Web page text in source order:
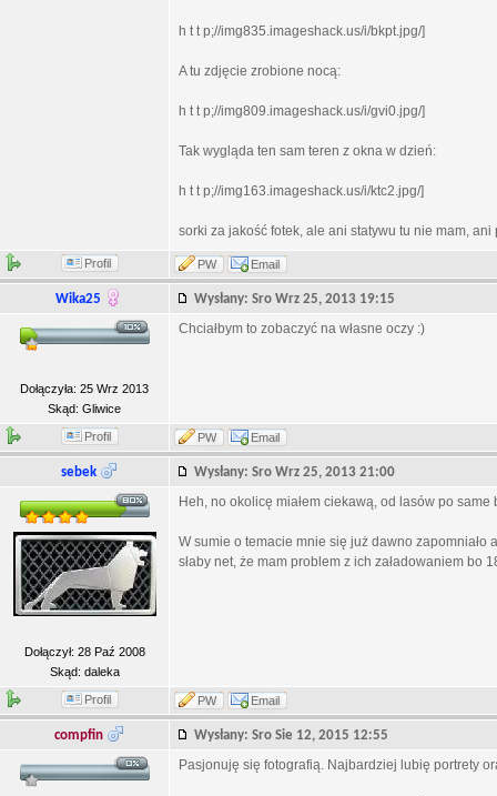
h t t p;//img835.imageshack.us/i/bkpt.jpg/]
A tu zdjęcie zrobione nocą:
h t t p;//img809.imageshack.us/i/gvi0.jpg/]
Tak wygląda ten sam teren z okna w dzień:
h t t p;//img163.imageshack.us/i/ktc2.jpg/]
sorki za jakość fotek, ale ani statywu tu nie mam,
Profil PW Email
Wika25 Wysłany: Sro Wrz 25, 2013 19:15
Dołączyła: 25 Wrz 2013
Skąd: Gliwice
Chciałbym to zobaczyć na własne oczy :)
Profil PW Email
sebek Wysłany: Sro Wrz 25, 2013 21:00
Dołączył: 28 Paź 2008
Skąd: daleka
Heh, no okolicę miałem ciekawą, od lasów po same
W sumie o temacie mnie się już dawno zapomniało
słaby net, że mam problem z ich załadowaniem bo
Profil PW Email
compfin Wysłany: Sro Sie 12, 2015 12:55
Pasjonuję się fotografią. Najbardziej lubię portrety